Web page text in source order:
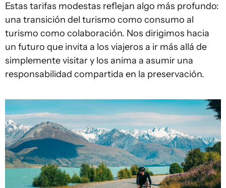
Estas tarifas modestas reflejan algo más profundo:
una transición del turismo como consumo al
turismo como colaboración. Nos dirigimos hacia
un futuro que invita a los viajeros a ir más allá de
simplemente visitar y los anima a asumir una
responsabilidad compartida en la preservación.